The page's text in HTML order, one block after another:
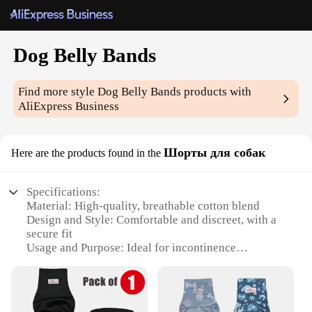
Dog Belly Bands
Find more styleDog Belly Bands products with
AliExpress Business
Here are the products found in the Шорты для собак
Specifications:
Material: High-quality, breathable cotton blend
Design and Style: Comfortable and discreet, with a
secure fit
Usage and Purpose: Ideal for incontinence
Typical Adaptive Scenario: Suitable for dogs of
various sizes and breeds
Shape or Size or Weight or Quantity: Available in